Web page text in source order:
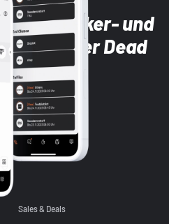
Sneaker- und
mit der Dead
Sales & Deals